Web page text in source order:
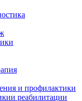
и профилактики
реабилитации